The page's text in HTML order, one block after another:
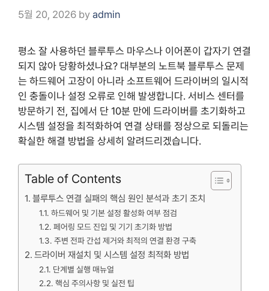
5월 20, 2026 by admin
평소 잘 사용하던 블루투스 마우스나 이어폰이 갑자기 연결
되지 않아 당황하셨나요? 대부분의 노트북 블루투스 문제
는 하드웨어 고장이 아니라 소프트웨어 드라이버의 일시적
인 충돌이나 설정 오류로 인해 발생합니다. 서비스 센터를
방문하기 전, 집에서 단 10분 만에 드라이버를 초기화하고
시스템 설정을 최적화하여 연결 상태를 정상으로 되돌리는
확실한 해결 방법을 상세히 알려드리겠습니다.
Table of Contents
블루투스 연결 실패의 핵심 원인 분석과 초기 조치
하드웨어 및 기본 설정 활성화 여부 점검
페어링 모드 진입 및 기기 초기화 방법
주변 전파 간섭 제거와 최적의 연결 환경 구축
드라이버 재설치 및 시스템 설정 최적화 방법
단계별 실행 매뉴얼
핵심 주의사항 및 실전 팁